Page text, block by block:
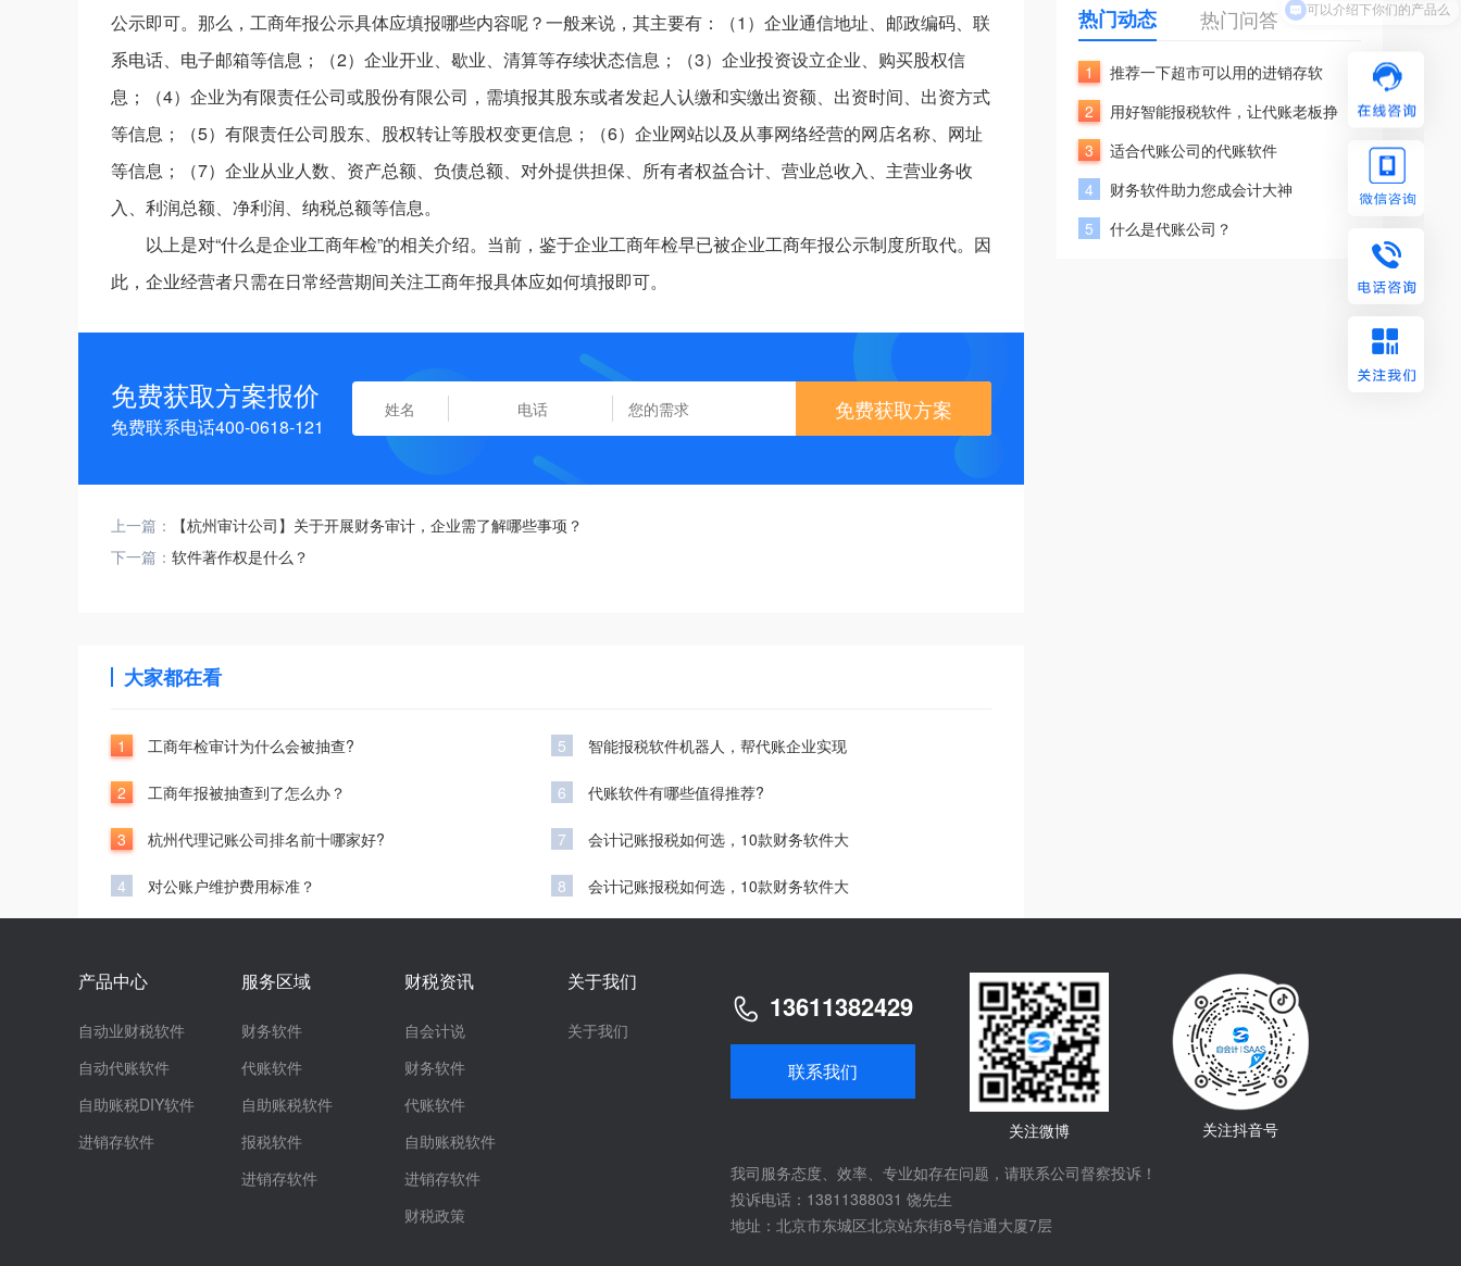
公示即可。那么，工商年报公示具体应填报哪些内容呢？一般来说，其主要有：（1）企业通信地址、邮政编码、联
系电话、电子邮箱等信息；（2）企业开业、歇业、清算等存续状态信息；（3）企业投资设立企业、购买股权信
息；（4）企业为有限责任公司或股份有限公司，需填报其股东或者发起人认缴和实缴出资额、出资时间、出资方式
等信息；（5）有限责任公司股东、股权转让等股权变更信息；（6）企业网站以及从事网络经营的网店名称、网址
等信息；（7）企业从业人数、资产总额、负债总额、对外提供担保、所有者权益合计、营业总收入、主营业务收
入、利润总额、净利润、纳税总额等信息。
以上是对“什么是企业工商年检”的相关介绍。当前，鉴于企业工商年检早已被企业工商年报公示制度所取代。因
此，企业经营者只需在日常经营期间关注工商年报具体应如何填报即可。
免费获取方案报价
免费联系电话400-0618-121
免费获取方案
上一篇：
【杭州审计公司】关于开展财务审计，企业需了解哪些事项？
下一篇： 软件著作权是什么？
大家都在看
1 工商年检审计为什么会被抽查?
2 工商年报被抽查到了怎么办？
3 杭州代理记账公司排名前十哪家好?
4 对公账户维护费用标准？
5 智能报税软件机器人，帮代账企业实现
6 代账软件有哪些值得推荐?
7 会计记账报税如何选，10款财务软件大
8 会计记账报税如何选，10款财务软件大
热门动态 热门问答
1
推荐一下超市可以用的进销存软
2
用好智能报税软件，让代账老板挣
3
适合代账公司的代账软件
4
财务软件助力您成会计大神
5
什么是代账公司？
产品中心
自动业财税软件
自动代账软件
自助账税DIY软件
进销存软件
服务区域
财务软件
代账软件
自助账税软件
报税软件
进销存软件
财税资讯
自会计说
财务软件
代账软件
自助账税软件
进销存软件
财税政策
关于我们
关于我们
13611382429
联系我们
关注微博
关注抖音号
我司服务态度、效率、专业如存在问题，请联系公司督察投诉！
投诉电话：13811388031 饶先生
地址：北京市东城区北京站东街8号信通大厦7层